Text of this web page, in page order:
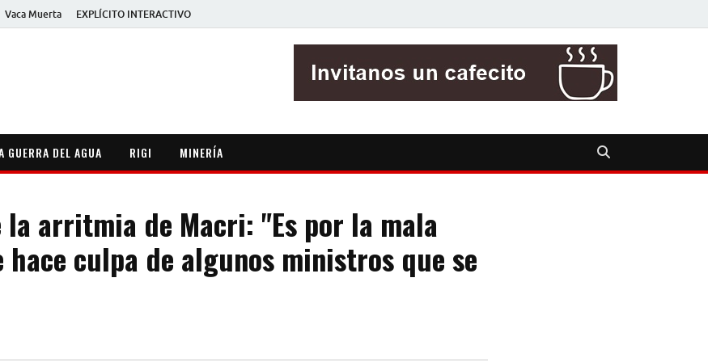
Vaca Muerta EXPLÍCITO INTERACTIVO
GUERRA DEL AGUA RIGI MINERÍA
la arritmia de Macri: "Es por la mala
hace culpa de algunos ministros que se